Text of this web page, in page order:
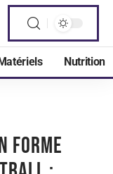
Nutrition
forme